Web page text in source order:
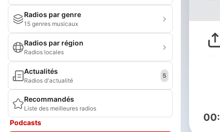
Radios par genre
15 genres musicaux
Radios par région
Radios locales
Actualités
Radios d'actualité
5
Recommandés
Liste des meilleures radios
Podcasts